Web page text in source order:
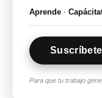
Aprende ·
Para que tu trabajo